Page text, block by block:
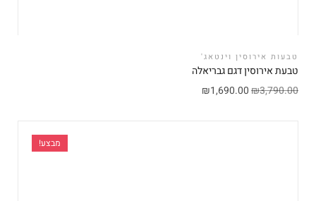
טבעות אירוסין וינטאג'
טבעת אירוסין דגם גבריאלה
₪3,790.00
₪1,690.00
מבצע!